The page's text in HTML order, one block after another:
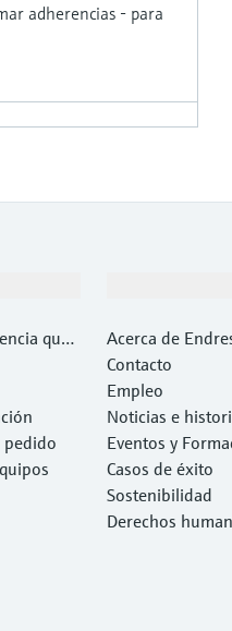
adherencias - para
que
pedido
Acerca de
Contacto
Empleo
Noticias e
Eventos y
Casos de éxito
Sostenibilidad
Derechos